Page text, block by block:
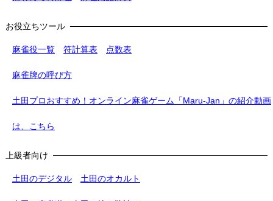
お役立ちツール
麻雀役一覧 符計算表 点数表
麻雀牌の呼び方
土田プロおすすめ！オンライン麻雀ゲーム「Maru-Jan」の紹介動画
は、こちら
上級者向け
土田のデジタル 土田のオカルト